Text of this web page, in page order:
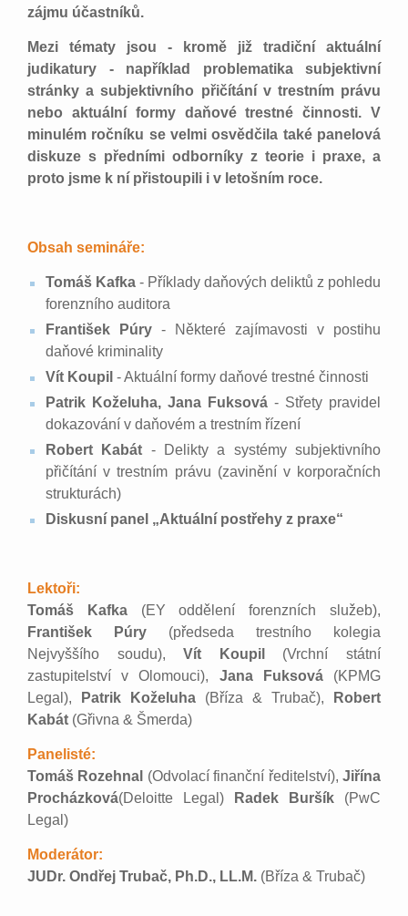
zájmu účastníků.
Mezi tématy jsou - kromě již tradiční aktuální
judikatury - například problematika subjektivní
stránky a subjektivního přičítání v trestním právu
nebo aktuální formy daňové trestné činnosti. V
minulém ročníku se velmi osvědčila také panelová
diskuze s předními odborníky z teorie i praxe, a
proto jsme k ní přistoupili i v letošním roce.
Obsah semináře:
Tomáš Kafka - Příklady daňových deliktů z pohledu
forenzního auditora
František Púry - Některé zajímavosti v postihu
daňové kriminality
Vít Koupil - Aktuální formy daňové trestné činnosti
Patrik Koželuha, Jana Fuksová - Střety pravidel
dokazování v daňovém a trestním řízení
Robert Kabát - Delikty a systémy subjektivního
přičítání v trestním právu (zavinění v korporačních
strukturách)
Diskusní panel „Aktuální postřehy z praxe“
Lektoři:
Tomáš Kafka(EY oddělení forenzních služeb),
František Púry (předseda trestního kolegia
Nejvyššího soudu),Vít Koupil
(Vrchní státní
zastupitelství v Olomouci), Jana Fuksová(KPMG
Legal),
Patrik Koželuha (Bříza & Trubač),
Robert
Kabát (Gřivna & Šmerda)
Panelisté:
Tomáš Rozehnal (Odvolací finanční ředitelství), Jiřína
Procházková(Deloitte Legal) Radek Buršík (PwC
Legal)
Moderátor:
JUDr. Ondřej Trubač, Ph.D., LL.M. (Bříza & Trubač)